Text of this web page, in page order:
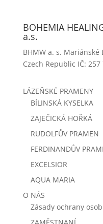
BOHEMIA
a.s.
BHMW a. s. Mariánské
Czech Republic IČ: 257
LÁZEŇSKÉ PRAMENY
BÍLINSKÁ KYSELKA
ZAJEČICKÁ HOŘKÁ
RUDOLFŮV PRAMEN
FERDINANDŮV
EXCELSIOR
AQUA MARIA
O NÁS
Zásady ochrany